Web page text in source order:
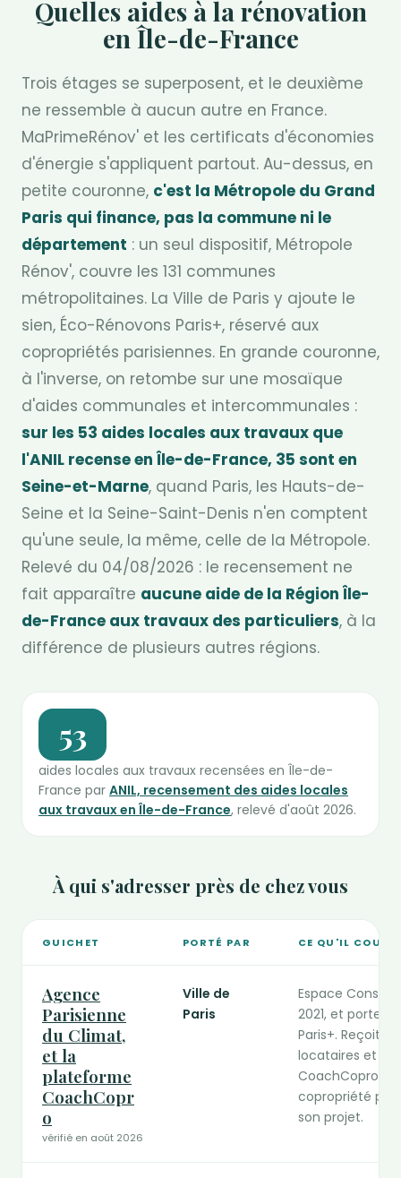
Quelles aides à la rénovation
en Île-de-France
Trois étages se superposent, et le deuxième
ne ressemble à aucun autre en France.
MaPrimeRénov' et les certificats d'économies
d'énergie s'appliquent partout. Au-dessus, en
petite couronne, c'est la Métropole du Grand
Paris qui finance, pas la commune ni le
département : un seul dispositif, Métropole
Rénov', couvre les 131 communes
métropolitaines. La Ville de Paris y ajoute le
sien, Éco-Rénovons Paris+, réservé aux
copropriétés parisiennes. En grande couronne,
à l'inverse, on retombe sur une mosaïque
d'aides communales et intercommunales :
sur les 53 aides locales aux travaux que
l'ANIL recense en Île-de-France, 35 sont en
Seine-et-Marne, quand Paris, les Hauts-de-
Seine et la Seine-Saint-Denis n'en comptent
qu'une seule, la même, celle de la Métropole.
Relevé du 04/08/2026 : le recensement ne
fait apparaître aucune aide de la Région Île-
de-France aux travaux des particuliers, à la
différence de plusieurs autres régions.
53
aides locales aux travaux recensées en Île-de-
France par ANIL, recensement des aides locales
aux travaux en Île-de-France, relevé d'août 2026.
À qui s'adresser près de chez vous
GUICHET PORTÉ PAR CE QU'IL
Agence
Parisienne
du Climat,
et la
plateforme
CoachCopr
o
vérifié en août 2026
Ville de
Paris
Espace Conseil
2021, et porte
Paris+. Reçoit
locataires et
CoachCopro,
copropriété
son projet.